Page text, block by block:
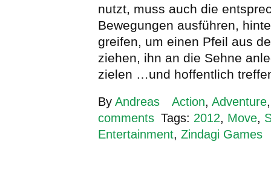
nutzt, muss auch die
Bewegungen ausführen,
greifen, um einen Pfeil aus
ziehen, ihn an die Sehne
zielen …und hoffentlich
By Andreas Action, Adventure
comments Tags: 2012, Move,
Entertainment, Zindagi Games